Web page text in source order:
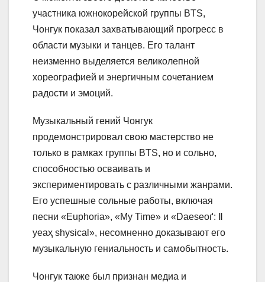
участника южнокорейской группы BTS,
Чонгук показал захватывающий прогресс в
области музыки и танцев. Его талант
неизменно выделяется великолепной
хореографией и энергичным сочетанием
радости и эмоций.
Музыкальный гений Чонгук
продемонстрировал свою мастерство не
только в рамках группы BTS, но и сольно,
способностью осваивать и
экспериментировать с различными жанрами.
Его успешные сольные работы, включая
песни «Euphoria», «My Time» и «Dаеѕеоґ: Ⅱ
уеаҳ ѕhуѕісаӏ», несомненно доказывают его
музыкальную гениальность и самобытность.
Чонгук также был признан медиа и